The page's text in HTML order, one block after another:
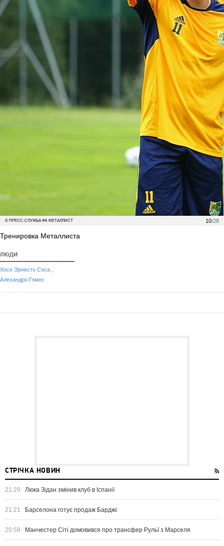
10/28
© ПРЕСС-СЛУЖБА ФК МЕТАЛЛИСТ
Тренировка Металлиста
ЛЮДИ
Хосе Эрнесто Соса ,
Алехандро Гомес
СТРІЧКА НОВИН
21:29 Люка Зідан змінив клуб в Іспанії
21:21 Барселона готує продаж Барджі
20:58 Манчестер Сіті домовився про трансфер Рульї з Марселя